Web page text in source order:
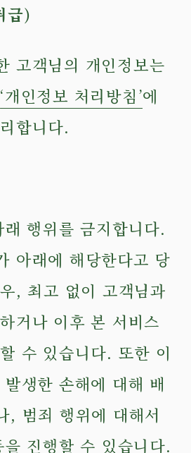
급)
고객님의 개인정보는
‘개인정보 처리방침’에
합니다.
행위를 금지합니다.
아래에 해당한다고 당
, 최고 없이 고객님과
거나 이후 본 서비스
수 있습니다. 또한 이
생한 손해에 대해 배
, 범죄 행위에 대해서
진행할 수 있습니다.